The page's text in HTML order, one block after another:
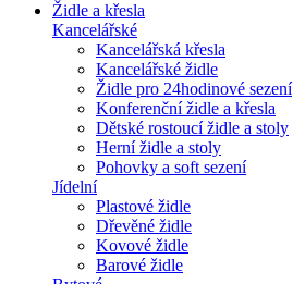
Židle a křesla
Kancelářské
Kancelářská křesla
Kancelářské židle
Židle pro 24hodinové sezení
Konferenční židle a křesla
Dětské rostoucí židle a stoly
Herní židle a stoly
Pohovky a soft sezení
Jídelní
Plastové židle
Dřevěné židle
Kovové židle
Barové židle